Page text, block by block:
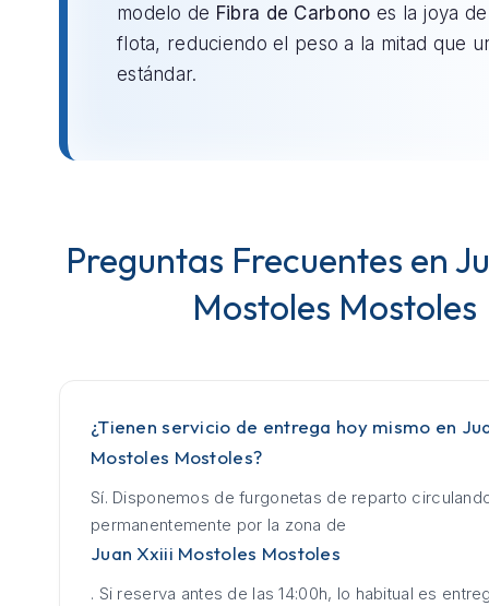
modelo de Fibra de Carbono es la joya
flota, reduciendo el peso a la mitad que
estándar.
Preguntas Frecuentes en
Mostoles Mostoles
¿Tienen servicio de entrega hoy mismo en
Mostoles Mostoles?
Sí. Disponemos de furgonetas de reparto
permanentemente por la zona de
Juan Xxiii Mostoles Mostoles
. Si reserva antes de las 14:00h, lo habitual es